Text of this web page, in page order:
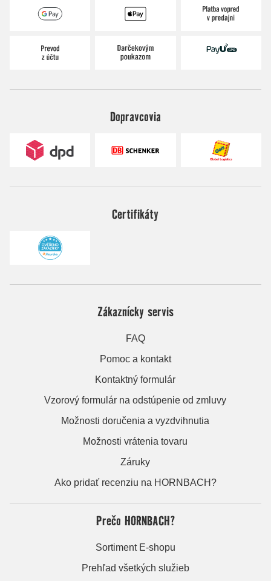
Dopravcovia
Certifikáty
Zákaznícky servis
FAQ
Pomoc a kontakt
Kontaktný formulár
Vzorový formulár na odstúpenie od zmluvy
Možnosti doručenia a vyzdvihnutia
Možnosti vrátenia tovaru
Záruky
Ako pridať recenziu na HORNBACH?
Prečo HORNBACH?
Sortiment E-shopu
Prehľad všetkých služieb